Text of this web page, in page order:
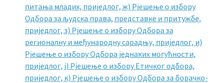
питања младих, приједлог, ж) Рјешење о избору
Одбора за људска права, представке и притужбе,
приједлог, з) Рјешење о избору Одбора за
регионалну и међународну сарадњу, приједлог, и)
Рјешење о избору Одбора једнаких могућности,
приједлог, ј) Рјешење о избору Етичког одбора,
приједлог, к) Рјешење о избору Одбора за борачко-